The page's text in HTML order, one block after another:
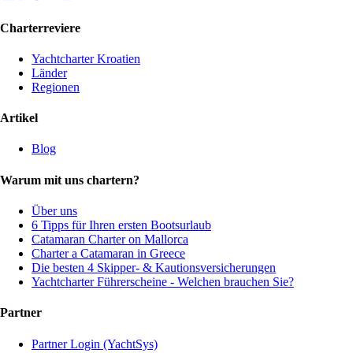
Charterreviere
Yachtcharter Kroatien
Länder
Regionen
Artikel
Blog
Warum mit uns chartern?
Über uns
6 Tipps für Ihren ersten Bootsurlaub
Catamaran Charter on Mallorca
Charter a Catamaran in Greece
Die besten 4 Skipper- & Kautionsversicherungen
Yachtcharter Führerscheine - Welchen brauchen Sie?
Partner
Partner Login (YachtSys)